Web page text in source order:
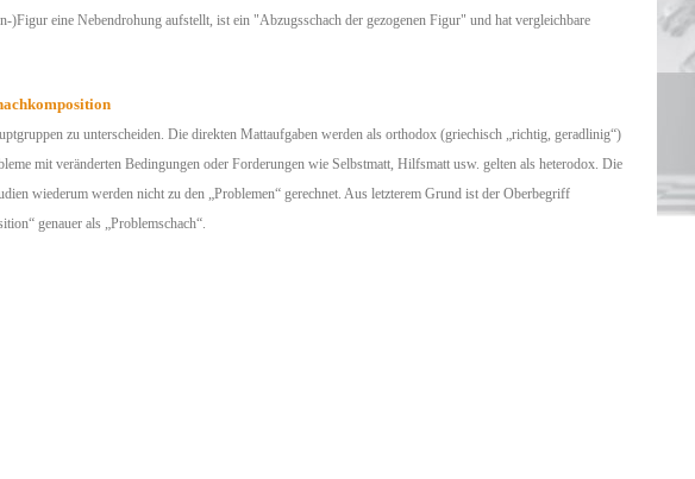
)Figur eine Nebendrohung aufstellt, ist ein "Abzugsschach der gezogenen Figur" und hat vergleichbare
zu unterscheiden. Die direkten Mattaufgaben werden als orthodox (griechisch „richtig, geradlinig“)
mit veränderten Bedingungen oder Forderungen wie Selbstmatt, Hilfsmatt usw. gelten als heterodox. Die
wiederum werden nicht zu den „Problemen“ gerechnet. Aus letzterem Grund ist der Oberbegriff
genauer als „Problemschach“.